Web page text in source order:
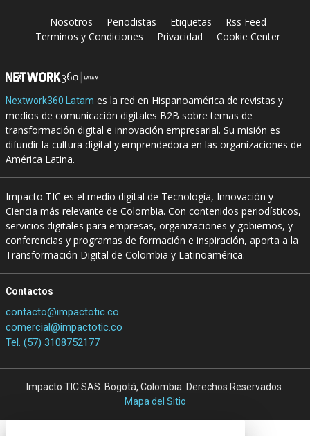
Nosotros Periodistas Etiquetas
Rss Feed
Terminos y Condiciones
Privacidad Cookie Center
Nextwork360 Latam es la red en Hispanoamérica de revistas y
medios de comunicación digitales B2B sobre temas de
transformación digital e innovación empresarial. Su misión es
difundir la cultura digital y emprendedora en las organizaciones de
América Latina.
Impacto TIC es el medio digital de Tecnología, Innovación y
Ciencia más relevante de Colombia. Con contenidos periodísticos,
servicios digitales para empresas, organizaciones y gobiernos, y
conferencias y programas de formación e inspiración, aporta a la
Transformación Digital de Colombia y Latinoamérica.
Contactos
contacto@impactotic.co
comercial@impactotic.co
Tel. (57) 3108752177
Impacto TIC SAS. Bogotá, Colombia. Derechos Reservados.
Mapa del Sitio